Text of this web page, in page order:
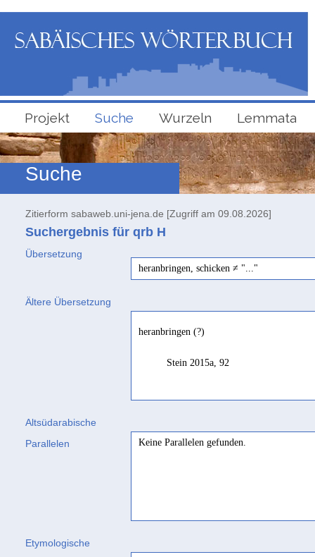
Projekt Suche Wurzeln Lemmata
Suche
Zitierform sabaweb.uni-jena.de [Zugriff am 09.08.2026]
Suchergebnis für qrb H
Übersetzung
heranbringen, schicken ≠ "..."
Ältere Übersetzung
heranbringen (?)
Stein 2015a, 92
Altsüdarabische
Parallelen
Keine Parallelen gefunden.
Etymologische